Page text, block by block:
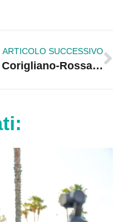
ARTICOLO SUCCESSIVO
Corigliano-Rossano protagonista del Master in Design Ecologico e Rigenerativo